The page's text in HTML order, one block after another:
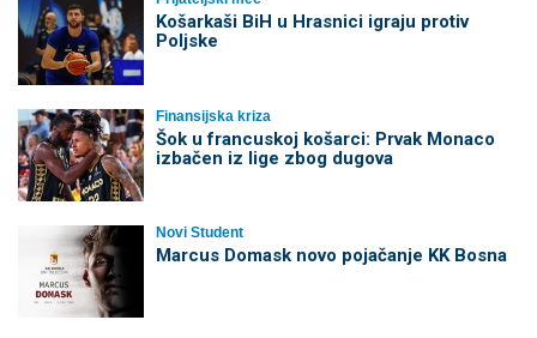
Košarkaši BiH u Hrasnici igraju protiv
Poljske
Finansijska kriza
Šok u francuskoj košarci: Prvak Monaco
izbačen iz lige zbog dugova
Novi Student
Marcus Domask novo pojačanje KK Bosna